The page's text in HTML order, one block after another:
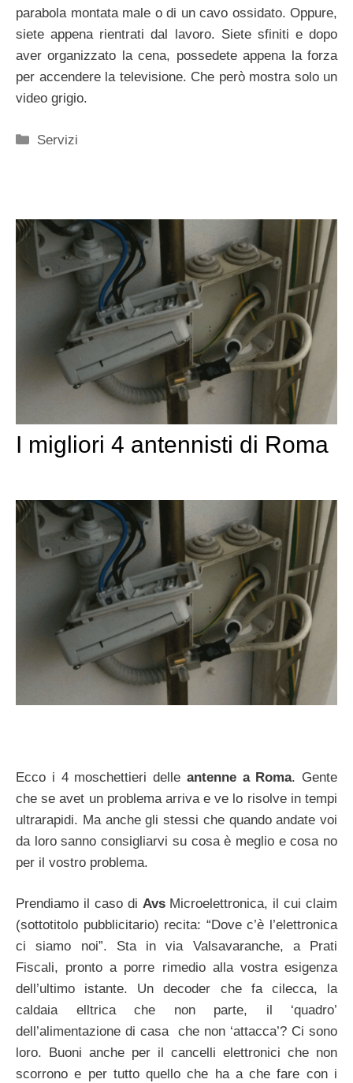
parabola montata male o di un cavo ossidato. Oppure,
siete appena rientrati dal lavoro. Siete sfiniti e dopo
aver organizzato la cena, possedete appena la forza
per accendere la televisione. Che però mostra solo un
video grigio.
Categorie
Servizi
I migliori 4 antennisti di Roma
Ecco i 4 moschettieri delle antenne a Roma. Gente
che se avet un problema arriva e ve lo risolve in tempi
ultrarapidi. Ma anche gli stessi che quando andate voi
da loro sanno consigliarvi su cosa è meglio e cosa no
per il vostro problema.
Prendiamo il caso di AvsMicroelettronica, il cui claim
(sottotitolo pubblicitario) recita: “Dove c’è l’elettronica
ci siamo noi”. Sta in via Valsavaranche, a Prati
Fiscali, pronto a porre rimedio alla vostra esigenza
dell’ultimo istante. Un decoder che fa cilecca, la
caldaia elltrica che non parte, il ‘quadro’
dell’alimentazione di casa che non ‘attacca’? Ci sono
loro. Buoni anche per il cancelli elettronici che non
scorrono e per tutto quello che ha a che fare con i